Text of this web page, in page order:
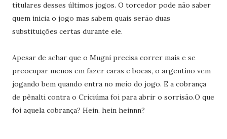
titulares desses últimos jogos. O torcedor pode não saber
quem inicia o jogo mas sabem quais serão duas
substituições certas durante ele.
Apesar de achar que o Mugni precisa correr mais e se
preocupar menos em fazer caras e bocas, o argentino vem
jogando bem quando entra no meio do jogo. E a cobrança
de pênalti contra o Criciúma foi para abrir o sorrisão.O que
foi aquela cobrança? Hein. hein heinnn?